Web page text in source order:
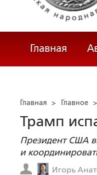
Главная
Главная > Главное
Трамп
Президент США
и
Игорь